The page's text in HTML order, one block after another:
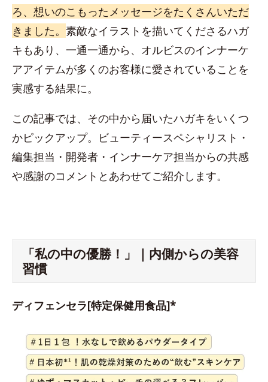
ろ、想いのこもったメッセージをたくさんいただ
きました。 素敵なイラストを描いてくださるハガ
キもあり、一通一通から、オルビスのインナーケ
アアイテムが多くのお客様に愛されていることを
実感する結果に。
この記事では、その中から届いたハガキをいくつ
かピックアップ。ビューティースペシャリスト・
編集担当・開発者・インナーケア担当からの共感
や感謝のコメントとあわせてご紹介します。
「私の中の優勝！」｜内側からの美容
習慣
ディフェンセラ[特定保健用食品]*